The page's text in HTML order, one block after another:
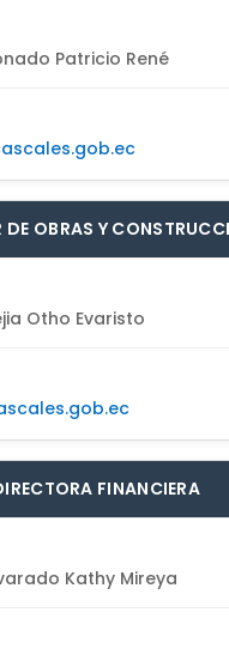
Patricio René
DE OBRAS Y
Otho Evaristo
FINANCIERA
Kathy Mireya